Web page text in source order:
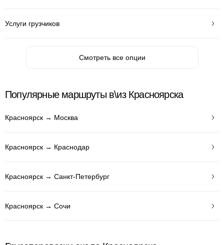
Услуги грузчиков
Смотреть все опции
Популярные маршруты в\из Красноярска
Красноярск → Москва
Красноярск → Краснодар
Красноярск → Санкт-Петербург
Красноярск → Сочи